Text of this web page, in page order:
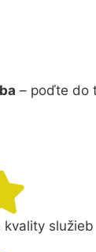
– poďte do
kvality služieb